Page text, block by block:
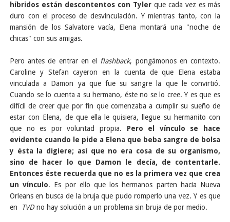
híbridos están descontentos con Tyler que cada vez es más
duro con el proceso de desvinculación. Y mientras tanto, con la
mansión de los Salvatore vacía, Elena montará una "noche de
chicas" con sus amigas.
Pero antes de entrar en el flashback, pongámonos en contexto.
Caroline y Stefan cayeron en la cuenta de que Elena estaba
vinculada a Damon ya que fue su sangre la que le convirtió.
Cuando se lo cuenta a su hermano, éste no se lo cree. Y es que es
difícil de creer que por fin que comenzaba a cumplir su sueño de
estar con Elena, de que ella le quisiera, llegue su hermanito con
que no es por voluntad propia. Pero el vínculo se hace
evidente cuando le pide a Elena que beba sangre de bolsa
y ésta la digiere; así que no era cosa de su organismo,
sino de hacer lo que Damon le decía, de contentarle.
Entonces éste recuerda que no es la primera vez que crea
un vínculo. Es por ello que los hermanos parten hacia Nueva
Orleans en busca de la bruja que pudo romperlo una vez. Y es que
en
TVDno hay solución a un problema sin bruja de por medio.